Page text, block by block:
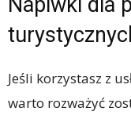
Jeśli korzystasz z
warto rozważyć